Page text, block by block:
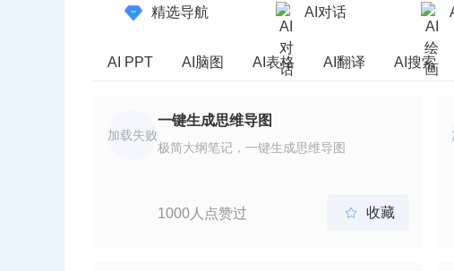
精选导航 AI对话
AI PPT AI脑图 AI表格 AI翻译 AI搜索
加载失败
一键生成思维导图
极简大纲笔记，一键生成思维导图
1000人点赞过  收藏